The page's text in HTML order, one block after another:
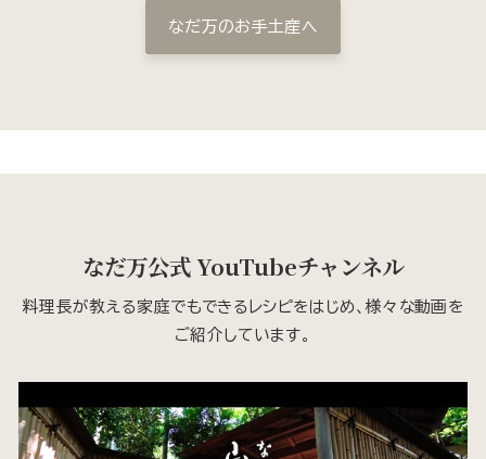
なだ万のお手土産へ
なだ万公式 YouTubeチャンネル
料理長が教える家庭でもできるレシピをはじめ、様々な動画を
ご紹介しています。